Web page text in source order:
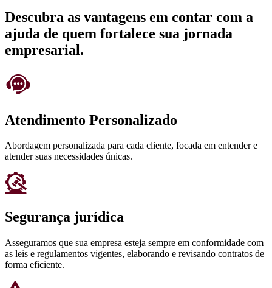
Descubra as vantagens em contar com a
ajuda de quem fortalece sua jornada
empresarial.
Atendimento Personalizado
Abordagem personalizada para cada cliente, focada em entender e
atender suas necessidades únicas.
Segurança jurídica
Asseguramos que sua empresa esteja sempre em conformidade com
as leis e regulamentos vigentes, elaborando e revisando contratos de
forma eficiente.